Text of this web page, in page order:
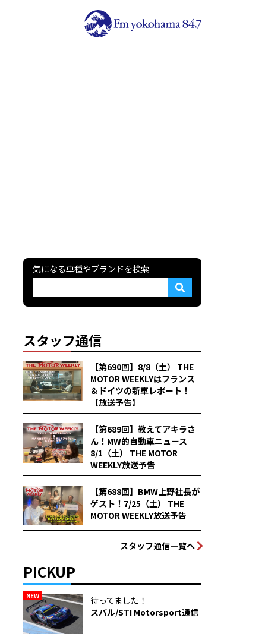
気になる車種やブランドを検索
スタッフ通信
【第690回】8/8（土） THE
MOTOR WEEKLYはフランス
＆ドイツの新車レポート！
【放送予告】
【第689回】教えてアキラさ
ん！MW的自動車ニュース
8/1（土） THE MOTOR
WEEKLY放送予告
【第688回】BMW上野社長が
ゲスト！7/25（土） THE
MOTOR WEEKLY放送予告
スタッフ通信一覧へ
PICKUP
NEW
待ってました！
スバル/STI Motorsport通信